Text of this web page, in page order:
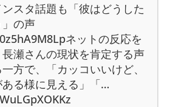
スタ話題も「彼はどうした
の声
ネットの反応を
瀬さんの現状を肯定する声
方で、「カッコいいけど、
ある様に見える」「…